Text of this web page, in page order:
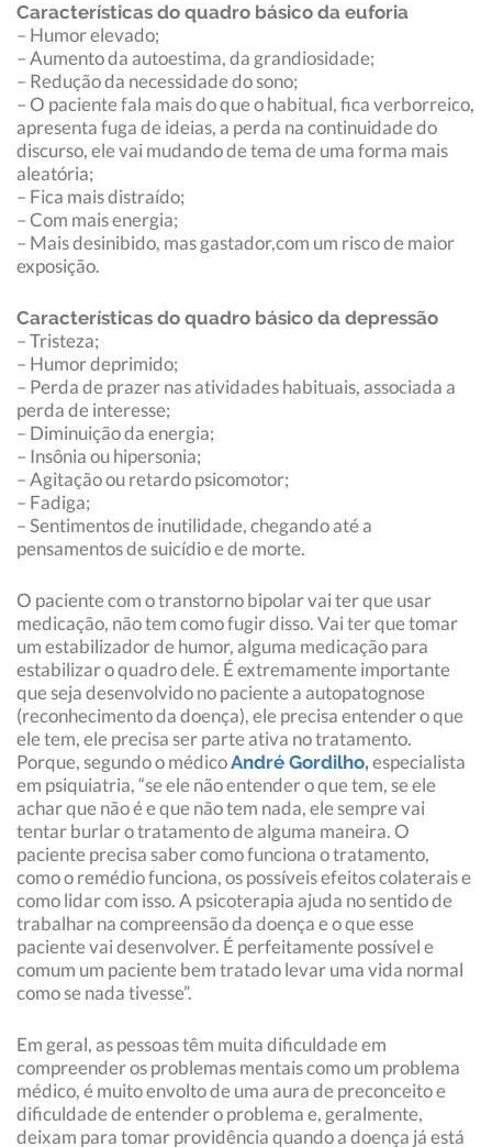
Características do quadro básico da euforia
– Humor elevado;
– Aumento da autoestima, da grandiosidade;
– Redução da necessidade do sono;
– O paciente fala mais do que o habitual, fica verborreico,
apresenta fuga de ideias, a perda na continuidade do
discurso, ele vai mudando de tema de uma forma mais
aleatória;
– Fica mais distraído;
– Com mais energia;
– Mais desinibido, mas gastador,com um risco de maior
exposição.
Características do quadro básico da depressão
– Tristeza;
– Humor deprimido;
– Perda de prazer nas atividades habituais, associada a
perda de interesse;
– Diminuição da energia;
– Insônia ou hipersonia;
– Agitação ou retardo psicomotor;
– Fadiga;
– Sentimentos de inutilidade, chegando até a
pensamentos de suicídio e de morte.
O paciente com o transtorno bipolar vai ter que usar
medicação, não tem como fugir disso. Vai ter que tomar
um estabilizador de humor, alguma medicação para
estabilizar o quadro dele. É extremamente importante
que seja desenvolvido no paciente a autopatognose
(reconhecimento da doença), ele precisa entender o que
ele tem, ele precisa ser parte ativa no tratamento.
Porque, segundo o médicoAndré Gordilho, especialista
em psiquiatria, “se ele não entender o que tem, se ele
achar que não é e que não tem nada, ele sempre vai
tentar burlar o tratamento de alguma maneira. O
paciente precisa saber como funciona o tratamento,
como o remédio funciona, os possíveis efeitos colaterais e
como lidar com isso. A psicoterapia ajuda no sentido de
trabalhar na compreensão da doença e o que esse
paciente vai desenvolver. É perfeitamente possível e
comum um paciente bem tratado levar uma vida normal
como se nada tivesse”.
Em geral, as pessoas têm muita dificuldade em
compreender os problemas mentais como um problema
médico, é muito envolto de uma aura de preconceito e
dificuldade de entender o problema e, geralmente,
deixam para tomar providência quando a doença já está